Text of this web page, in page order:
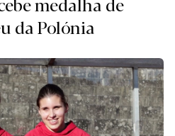
da Polónia